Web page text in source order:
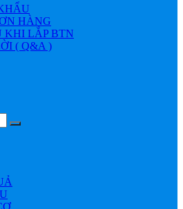
HÀNG
KHI LẮP BTN
( Q&A )